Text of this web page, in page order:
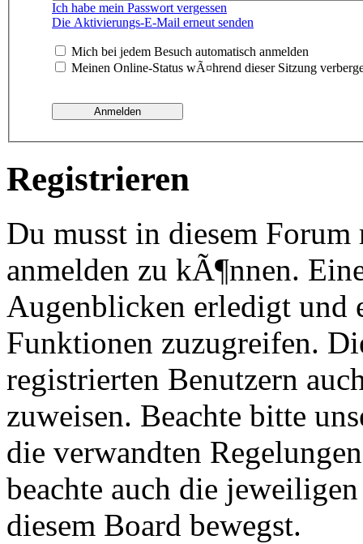
Ich habe mein Passwort vergessen
Die Aktivierungs-E-Mail erneut senden
Mich bei jedem Besuch automatisch anmelden
Meinen Online-Status wÃ¤hrend dieser Sitzung
Registrieren
Du musst in diesem
anmelden zu kÃ¶nnen.
Augenblicken erledigt und
Funktionen zuzugreifen.
registrierten Benutzern
zuweisen. Beachte bitte
die verwandten
beachte auch die
diesem Board bewegst.